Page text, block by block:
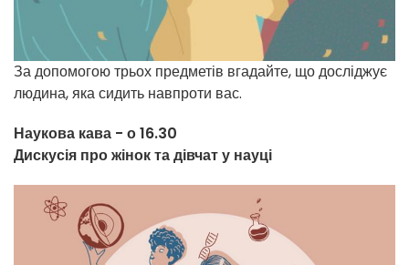
За допомогою трьох предметів вгадайте, що досліджує
людина, яка сидить навпроти вас.
Наукова кава - о 16.30
Дискусія про жінок та дівчат у науці